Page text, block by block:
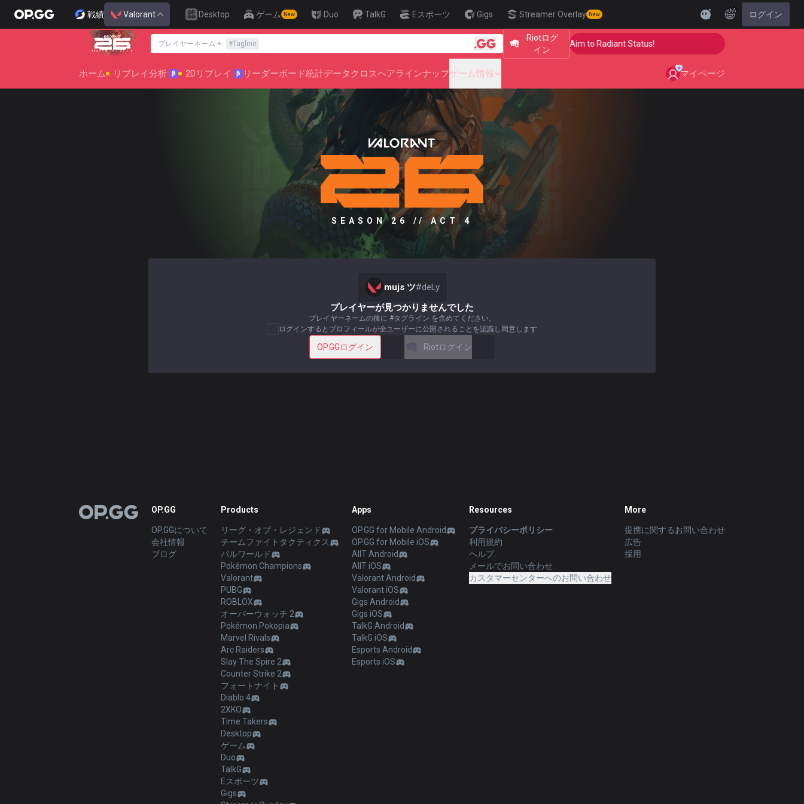
戦績 Valorant Desktop ゲーム New Duo TalkG Eスポーツ Gigs Streamer Overlay New
JA ログイン
SEASON 26 : ACT 4
プレイヤーネーム + #Tagline
Riotログ
イン
🎯 Level Up Your Aim to Radiant Status! 🎯 Level Up Your Aim
ホーム リプレイ分析 β 2Dリプレイ β リーダーボード統計データ クロスヘアラインナップゲーム情報 マイページ
SEASON 26 // ACT 4
mujs ツ#deLy
プレイヤーが見つかりませんでした
プレイヤーネームの後に #タグライン を含めてください。
ログインするとプロフィールが全ユーザーに公開されることを認識し同意します
OP.GGログイン Riotログイン
OP.GG OP.GG
OP.GGについて
会社情報
ブログ
Products
リーグ・オブ・レジェンド
チームファイトタクティクス
パルワールド
Pokémon Champions
Valorant
PUBG
ROBLOX
オーバーウォッチ 2
Pokémon Pokopia
Marvel Rivals
Arc Raiders
Slay The Spire 2
Counter Strike 2
フォートナイト
Diablo 4
2XKO
Time Takers
Desktop
ゲーム
Duo
TalkG
Eスポーツ
Gigs
Apps
OP.GG for Mobile Android
OP.GG for Mobile iOS
AllT Android
AllT iOS
Valorant Android
Valorant iOS
Gigs Android
Gigs iOS
TalkG Android
TalkG iOS
Esports Android
Esports iOS
Resources
プライバシーポリシー
利用規約
ヘルプ
メールでお問い合わせ
カスタマーセンターへのお問い合わせ
More
提携に関するお問い合わせ
広告
採用